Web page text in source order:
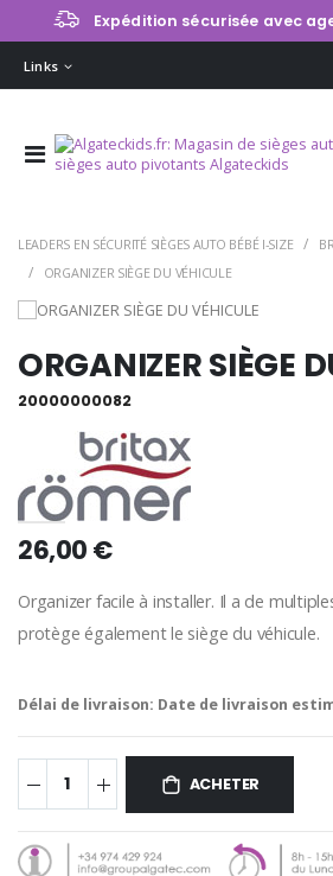
Expédition sécurisée avec
Links
LEADERS EN SÉCURITÉ SIÈGES AUTO BÉBÉ I-SIZE
ORGANIZER SIÈGE DU VÉHICULE
ORGANIZER SIÈGE
20000000082
26,00 €
Organizer facile à installer. Il a de
protège également le siège du véhicule.
Délai de livraison: Date de livraison
ACHETER